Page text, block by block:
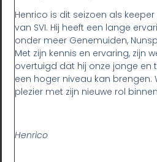
Henrico is dit seizoen als
van SVI. Hij heeft een lange
onder meer Genemuiden,
Met zijn kennis en ervaring, zijn
overtuigd dat hij onze jonge en
een hoger niveau kan brengen.
plezier met zijn nieuwe rol
Henrico